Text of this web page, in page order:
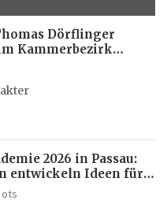
Dörflinger
Kammerbezirk
2026 in Passau:
entwickeln Ideen für
ots